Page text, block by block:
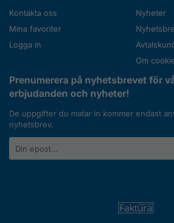
Kontakta oss
Mina favoriter
Logga in
Nyheter
Om
Prenumerera på nyhetsbrevet för
erbjudanden och nyheter!
De uppgifter du matar in kommer endast
nyhetsbrev.
postadress